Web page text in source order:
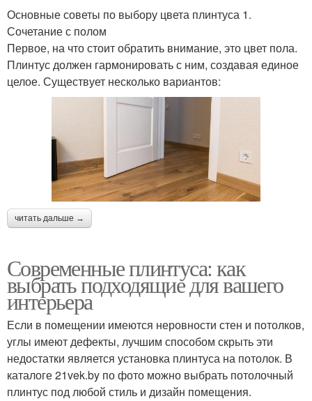
Основные советы по выбору цвета плинтуса 1.
Сочетание с полом
Первое, на что стоит обратить внимание, это цвет пола.
Плинтус должен гармонировать с ним, создавая единое
целое. Существует несколько вариантов:
читать дальше →
Современные плинтуса: как
выбрать подходящие для вашего
интерьера
Если в помещении имеются неровности стен и потолков,
углы имеют дефекты, лучшим способом скрыть эти
недостатки является установка плинтуса на потолок. В
каталоге 21vek.by по фото можно выбрать потолочный
плинтус под любой стиль и дизайн помещения.